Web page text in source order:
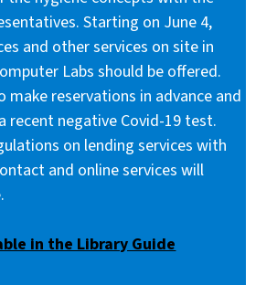
Starting on June 4,
and other services on site in
Labs should be offered.
make reservations in advance and
recent negative Covid-19 test.
on lending services with
and online services will
in the Library Guide